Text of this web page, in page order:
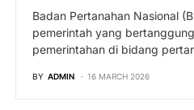
Badan Pertanahan Nasional
pemerintah yang
pemerintahan di bidang
BY ADMIN 16 MARCH 2026